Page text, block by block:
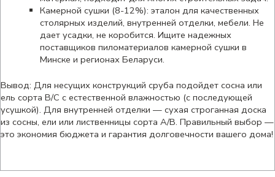
Камерной сушки (8-12%): эталон для качественных
столярных изделий, внутренней отделки, мебели. Не
дает усадки, не коробится. Ищите надежных
поставщиков пиломатериалов камерной сушки в
Минске и регионах Беларуси.
Вывод: Для несущих конструкций сруба подойдет сосна или
ель сорта В/С с естественной влажностью (с последующей
усушкой). Для внутренней отделки — сухая строганная доска
из сосны, ели или лиственницы сорта А/В. Правильный выбор —
это экономия бюджета и гарантия долговечности вашего дома!